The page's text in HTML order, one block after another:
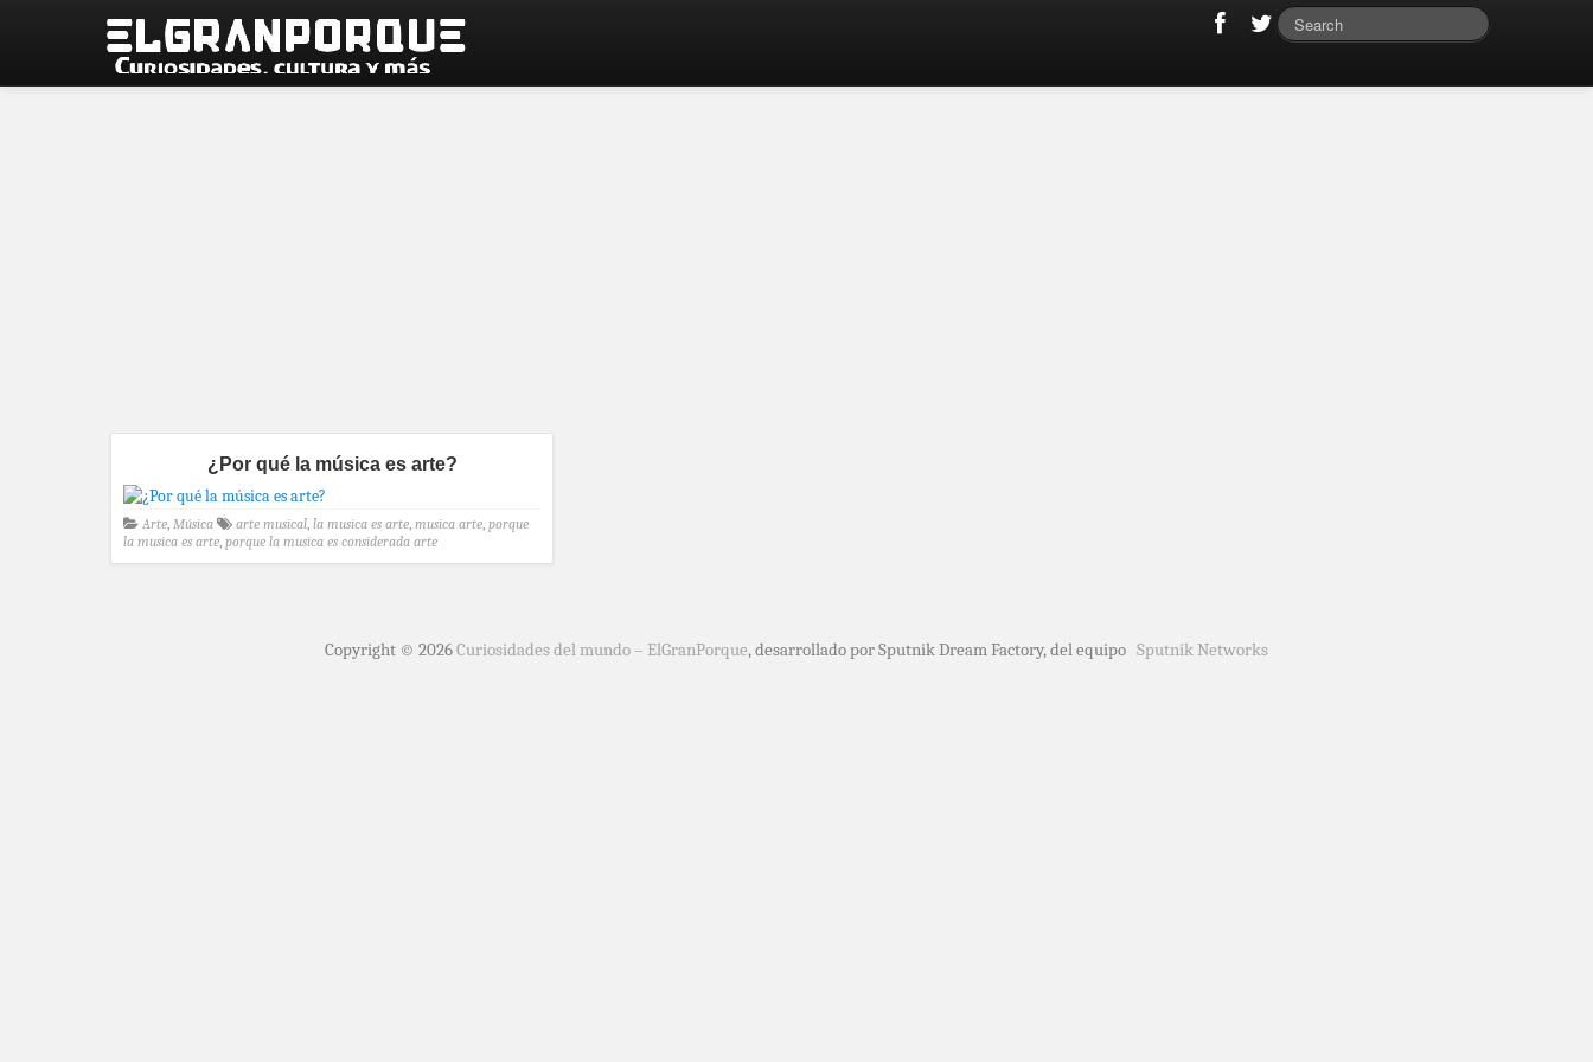
¿Por qué la música es arte?
Arte, Música arte musical, la musica es arte, musica arte, porque
la musica es arte, porque la musica es considerada arte
Copyright © 2026Curiosidades del mundo – ElGranPorque, desarrollado por Sputnik Dream Factory, del equipo Sputnik Networks